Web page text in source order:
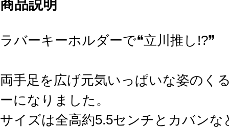
商品説明
ラバーキーホルダーで❝立川推し!?❞
両手足を広げ元気いっぱいな姿のく
ーになりました。
サイズは全高約5.5センチとカバン